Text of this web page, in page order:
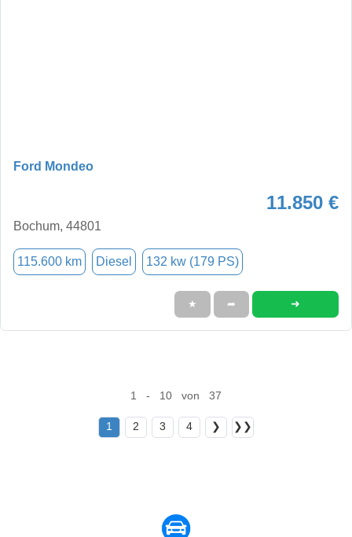
Ford Mondeo
11.850 €
Bochum, 44801
115.600 km Diesel 132 kw (179 PS)
★ ➦ ➜
1 - 10 von 37
1 2 3 4 ❯ ❯❯